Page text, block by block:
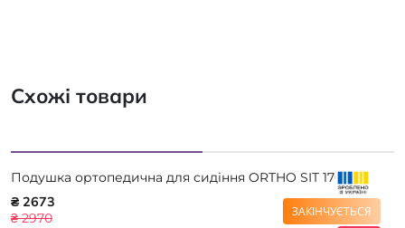
Схожі товари
ЗАКІНЧУЄТЬСЯ
Подушка ортопедична для сидіння ORTHO SIT 17006
₴ 2673
₴ 2970